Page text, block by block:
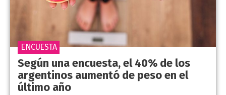
Según una encuesta, el 40% de los
argentinos aumentó de peso en el
último año
ENCUESTA